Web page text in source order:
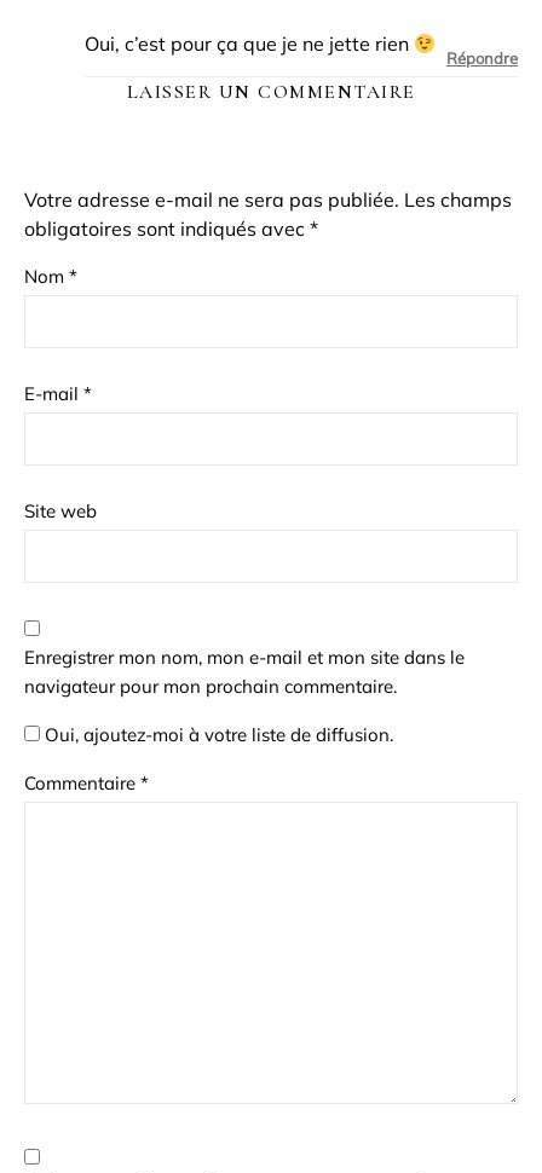
Oui, c’est pour ça que je ne jette rien
Répondre
LAISSER UN COMMENTAIRE
Votre adresse e-mail ne sera pas publiée. Les champs
obligatoires sont indiqués avec *
Nom *
E-mail *
Site web
Enregistrer mon nom, mon e-mail et mon site dans le
navigateur pour mon prochain commentaire.
Oui, ajoutez-moi à votre liste de diffusion.
Commentaire *